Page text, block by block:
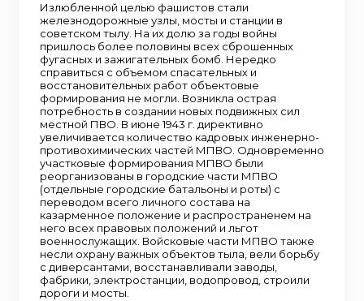
Излюбленной целью фашистов стали
железнодорожные узлы, мосты и станции в
советском тылу. На их долю за годы войны
пришлось более половины всех сброшенных
фугасных и зажигательных бомб. Нередко
справиться с объемом спасательных и
восстановительных работ объектовые
формирования не могли. Возникла острая
потребность в создании новых подвижных сил
местной ПВО. В июне 1943 г. директивно
увеличивается количество кадровых инженерно-
противохимических частей МПВО. Одновременно
участковые формирования МПВО были
реорганизованы в городские части МПВО
(отдельные городские батальоны и роты) с
переводом всего личного состава на
казарменное положение и распространенем на
него всех правовых положений и льгот
военнослужащих. Войсковые части МПВО также
несли охрану важных объектов тыла, вели борьбу
с диверсантами, восстанавливали заводы,
фабрики, электростанции, водопровод, строили
дороги и мосты.